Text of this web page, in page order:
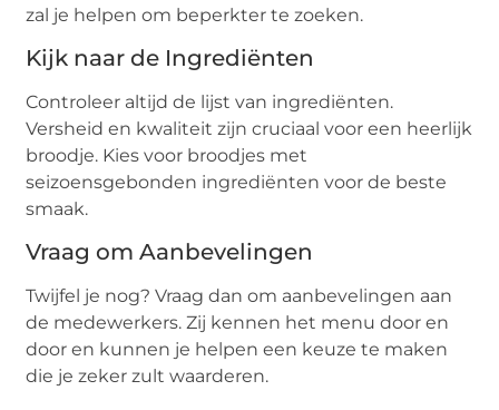
zal je helpen om beperkter te zoeken.
Kijk naar de Ingrediënten
Controleer altijd de lijst van ingrediënten.
Versheid en kwaliteit zijn cruciaal voor een heerlijk
broodje. Kies voor broodjes met
seizoensgebonden ingrediënten voor de beste
smaak.
Vraag om Aanbevelingen
Twijfel je nog? Vraag dan om aanbevelingen aan
de medewerkers. Zij kennen het menu door en
door en kunnen je helpen een keuze te maken
die je zeker zult waarderen.